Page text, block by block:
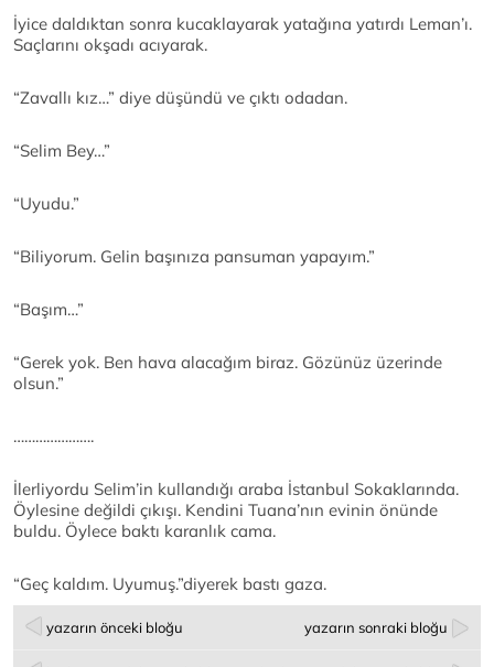
İyice daldıktan sonra kucaklayarak yatağına yatırdı Leman’ı.
Saçlarını okşadı acıyarak.
“Zavallı kız…” diye düşündü ve çıktı odadan.
“Selim Bey…”
“Uyudu.”
“Biliyorum. Gelin başınıza pansuman yapayım.”
“Başım…”
“Gerek yok. Ben hava alacağım biraz. Gözünüz üzerinde
olsun.”
………………….
İlerliyordu Selim’in kullandığı araba İstanbul Sokaklarında.
Öylesine değildi çıkışı. Kendini Tuana’nın evinin önünde
buldu. Öylece baktı karanlık cama.
“Geç kaldım. Uyumuş.”diyerek bastı gaza.
yazarın önceki bloğu yazarın sonraki bloğu